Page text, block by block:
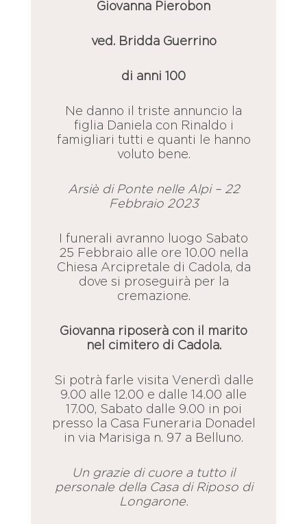
Giovanna Pierobon
ved. Bridda Guerrino
di anni 100
Ne danno il triste annuncio la
figlia Daniela con Rinaldo i
famigliari tutti e quanti le hanno
voluto bene.
Arsiè di Ponte nelle Alpi – 22
Febbraio 2023
I funerali avranno luogo Sabato
25 Febbraio alle ore 10.00 nella
Chiesa Arcipretale di Cadola, da
dove si proseguirà per la
cremazione.
Giovanna riposerà con il marito
nel cimitero di Cadola.
Si potrà farle visita Venerdì dalle
9.00 alle 12.00 e dalle 14.00 alle
17.00, Sabato dalle 9.00 in poi
presso la Casa Funeraria Donadel
in via Marisiga n. 97 a Belluno.
Un grazie di cuore a tutto il
personale della Casa di Riposo di
Longarone.